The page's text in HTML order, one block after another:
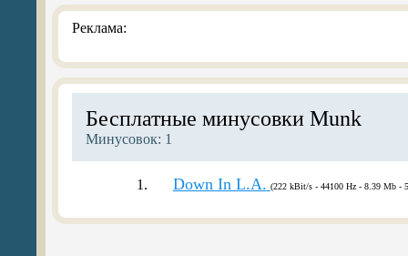
Реклама:
Бесплатные минусовки Munk
Минусовок: 1
1. Down In L.A. (222 kBit/s - 44100 Hz - 8.39 Mb -